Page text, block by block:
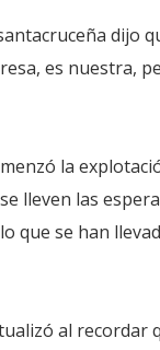
dijo
es nuestra,
la
lleven las
que se han
al recordar